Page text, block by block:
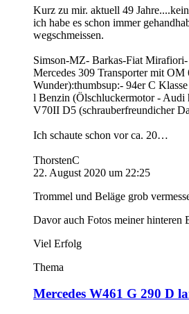
Kurz zu mir. aktuell 49
ich habe es schon immer
wegschmeissen.
Simson-MZ- Barkas-Fiat
Mercedes 309 Transporter mit OM
Wunder):thumbsup:- 94er C
l Benzin (Ölschluckermotor - Audi
V70II D5 (schrauberfreundicher
Ich schaute schon vor ca. 20…
ThorstenC
22. August 2020 um 22:25
Trommel und Beläge grob
Davor auch Fotos meiner hinteren
Viel Erfolg
Thema
Mercedes W461 G 290 D